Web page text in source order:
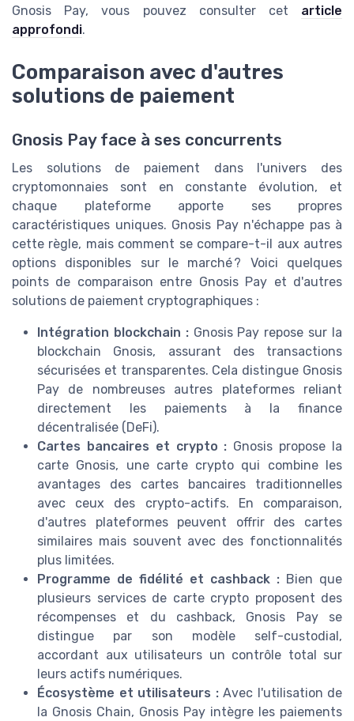
Gnosis Pay, vous pouvez consulter cet article
approfondi.
Comparaison avec d'autres
solutions de paiement
Gnosis Pay face à ses concurrents
Les solutions de paiement dans l'univers des
cryptomonnaies sont en constante évolution, et
chaque plateforme apporte ses propres
caractéristiques uniques. Gnosis Pay n'échappe pas à
cette règle, mais comment se compare-t-il aux autres
options disponibles sur le marché ? Voici quelques
points de comparaison entre Gnosis Pay et d'autres
solutions de paiement cryptographiques :
Intégration blockchain : Gnosis Pay repose sur la
blockchain Gnosis, assurant des transactions
sécurisées et transparentes. Cela distingue Gnosis
Pay de nombreuses autres plateformes reliant
directement les paiements à la finance
décentralisée (DeFi).
Cartes bancaires et crypto : Gnosis propose la
carte Gnosis, une carte crypto qui combine les
avantages des cartes bancaires traditionnelles
avec ceux des crypto-actifs. En comparaison,
d'autres plateformes peuvent offrir des cartes
similaires mais souvent avec des fonctionnalités
plus limitées.
Programme de fidélité et cashback : Bien que
plusieurs services de carte crypto proposent des
récompenses et du cashback, Gnosis Pay se
distingue par son modèle self-custodial,
accordant aux utilisateurs un contrôle total sur
leurs actifs numériques.
Écosystème et utilisateurs : Avec l'utilisation de
la Gnosis Chain, Gnosis Pay intègre les paiements